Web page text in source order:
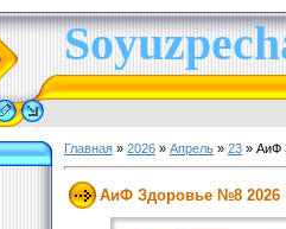
Главная » 2026 » Апрель » 23 » АиФ
АиФ Здоровье №8 2026